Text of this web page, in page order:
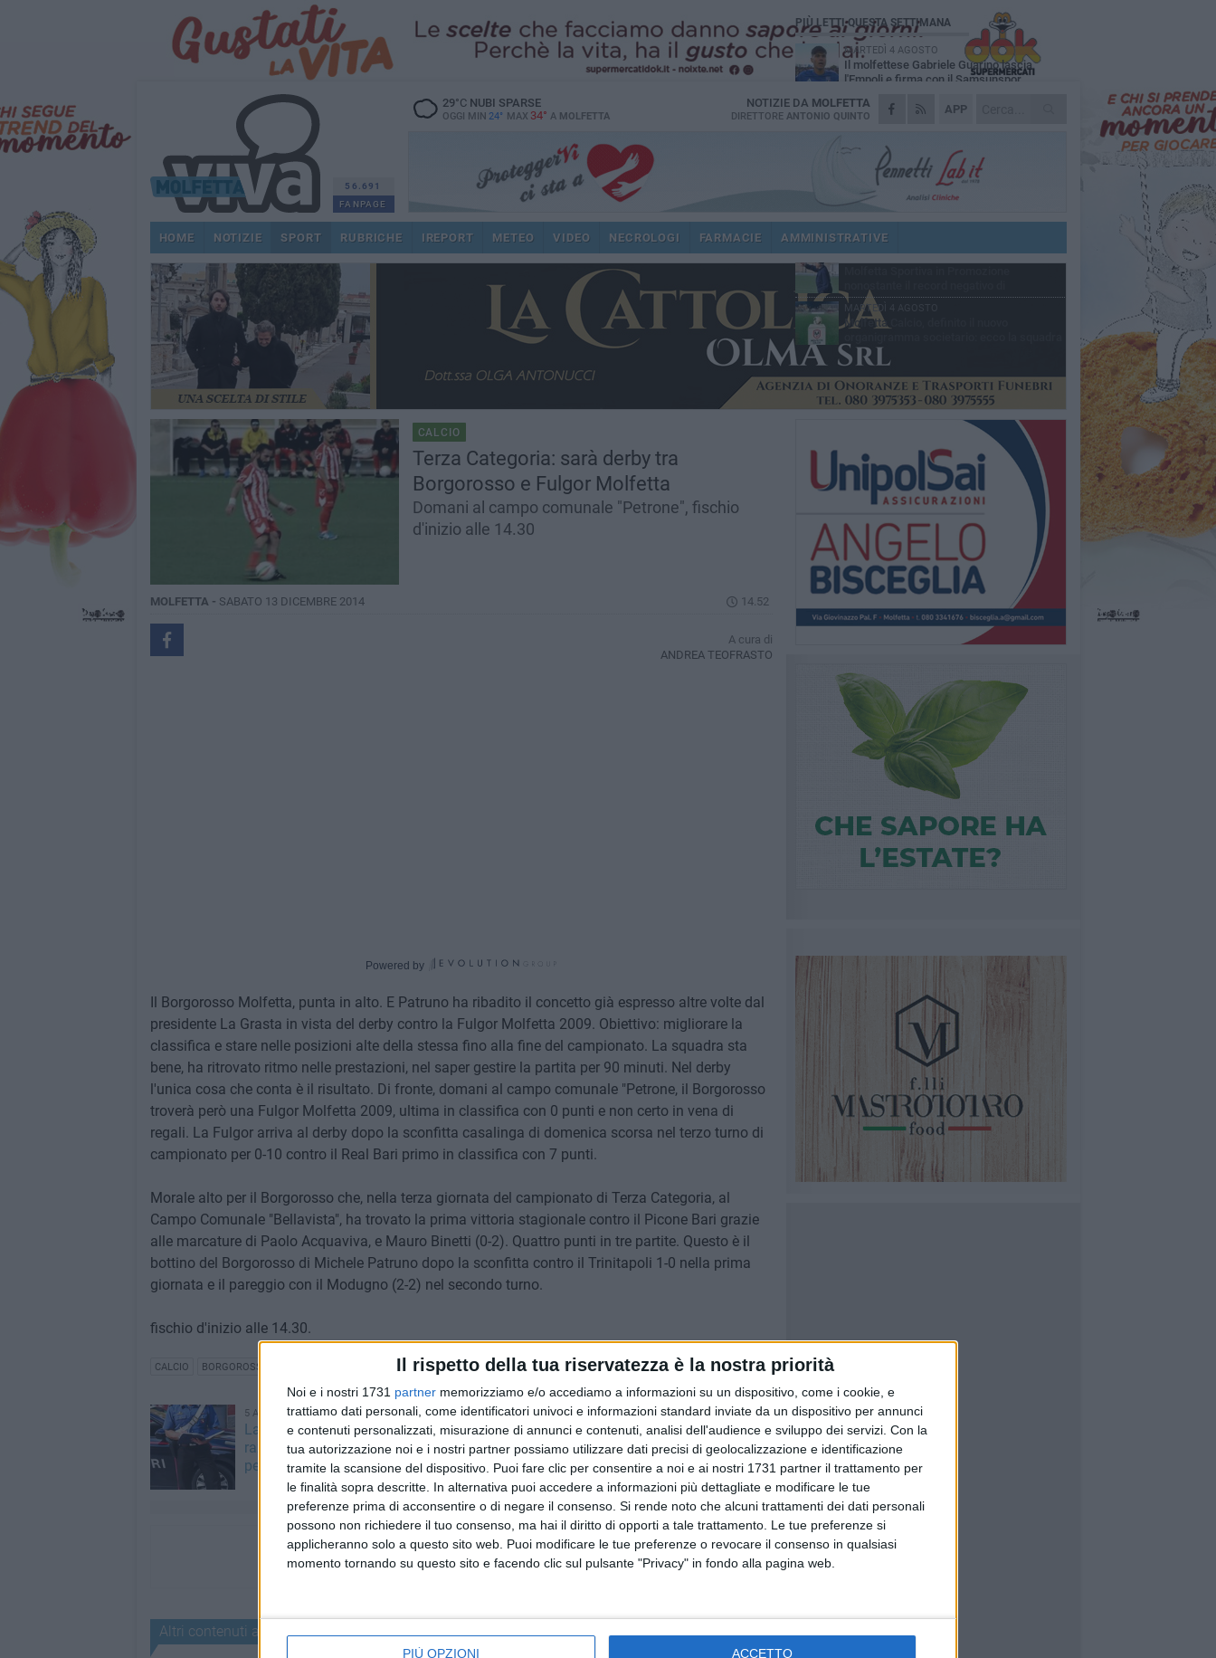
Il rispetto della tua riservatezza è la nostra priorità
Noi e i nostri 1731 partner memorizziamo e/o accediamo a informazioni su un dispositivo, come i cookie, e
trattiamo dati personali, come identificatori univoci e informazioni standard inviate da un dispositivo per annunci
e contenuti personalizzati, misurazione di annunci e contenuti, analisi dell'audience e sviluppo dei servizi. Con la
tua autorizzazione noi e i nostri partner possiamo utilizzare dati precisi di geolocalizzazione e identificazione
tramite la scansione del dispositivo. Puoi fare clic per consentire a noi e ai nostri 1731 partner il trattamento per
le finalità sopra descritte. In alternativa puoi accedere a informazioni più dettagliate e modificare le tue
preferenze prima di acconsentire o di negare il consenso. Si rende noto che alcuni trattamenti dei dati personali
possono non richiedere il tuo consenso, ma hai il diritto di opporti a tale trattamento. Le tue preferenze si
applicheranno solo a questo sito web. Puoi modificare le tue preferenze o revocare il consenso in qualsiasi
momento tornando su questo sito e facendo clic sul pulsante "Privacy" in fondo alla pagina web.
PIÙ OPZIONI ACCETTO
56.691
FANPAGE
29°CNUBI SPARSE
OGGI MIN 24° MAX 34° A MOLFETTA
APP
NOTIZIE DA MOLFETTA
DIRETTORE ANTONIO QUINTO
HOME NOTIZIE SPORT RUBRICHE IREPORT METEO VIDEO NECROLOGI FARMACIE AMMINISTRATIVE
CALCIO
Terza Categoria: sarà derby tra
Borgorosso e Fulgor Molfetta
Domani al campo comunale "Petrone", fischio
d'inizio alle 14.30
MOLFETTA - SABATO 13 DICEMBRE 2014 14.52
A cura di
ANDREA TEOFRASTO
Powered by
Il Borgorosso Molfetta, punta in alto. E Patruno ha ribadito il concetto già espresso altre volte dal
presidente La Grasta in vista del derby contro la Fulgor Molfetta 2009. Obiettivo: migliorare la
classifica e stare nelle posizioni alte della stessa fino alla fine del campionato. La squadra sta
bene, ha ritrovato ritmo nelle prestazioni, nel saper gestire la partita per 90 minuti. Nel derby
l'unica cosa che conta è il risultato. Di fronte, domani al campo comunale "Petrone, il Borgorosso
troverà però una Fulgor Molfetta 2009, ultima in classifica con 0 punti e non certo in vena di
regali. La Fulgor arriva al derby dopo la sconfitta casalinga di domenica scorsa nel terzo turno di
campionato per 0-10 contro il Real Bari primo in classifica con 7 punti.
Morale alto per il Borgorosso che, nella terza giornata del campionato di Terza Categoria, al
Campo Comunale "Bellavista", ha trovato la prima vittoria stagionale contro il Picone Bari grazie
alle marcature di Paolo Acquaviva, e Mauro Binetti (0-2). Quattro punti in tre partite. Questo è il
bottino del Borgorosso di Michele Patruno dopo la sconfitta contro il Trinitapoli 1-0 nella prima
giornata e il pareggio con il Modugno (2-2) nel secondo turno.
fischio d'inizio alle 14.30.
CALCIO BORGOROSSO
5 AGOSTO 2026
Ladri all'istituto Alberghiero:
razzia di apparecchiature,
persino una tv
5 AGOSTO 2026
Multiservizi, nominato il nuovo
Consiglio di Amministrazione
Altri contenuti a tema
PIÙ LETTI QUESTA SETTIMANA
MARTEDÌ 4 AGOSTO
Il molfettese Gabriele Guarino lascia
l'Empoli e firma con il Samsunspor
LUNEDÌ 3 AGOSTO
Palazzetto Giovanni Panunzio: dove lo
eccellenza
DOMENICA 2 AGOSTO
Tennistavolo, il molfettese Roberto
Minervini riparte da Otranto
VENERDÌ 31 LUGLIO
Il Barletta continua a pescare a Molfetta
per il vivaio: altri tre giovani biancorossi
SABATO 1 AGOSTO
retrocessioni
MARTEDÌ 4 AGOSTO
Molfetta Calcio, definito il nuovo
dirigenziale